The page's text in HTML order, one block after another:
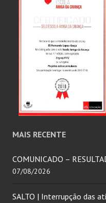
MAIS RECENTE
COMUNICADO –
07/08/2026
SALTO | Interrupção das